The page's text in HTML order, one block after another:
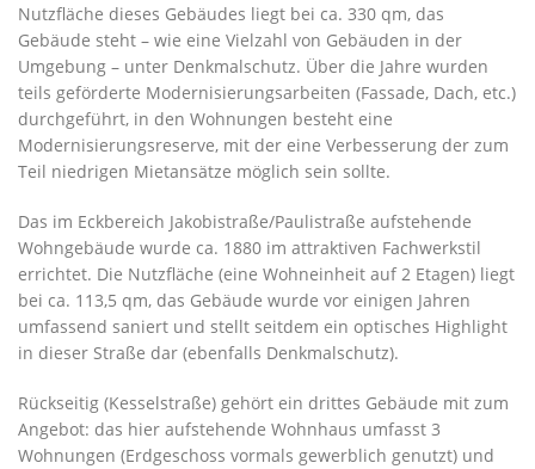
Nutzfläche dieses Gebäudes liegt bei ca. 330 qm, das
Gebäude steht – wie eine Vielzahl von Gebäuden in der
Umgebung – unter Denkmalschutz. Über die Jahre wurden
teils geförderte Modernisierungsarbeiten (Fassade, Dach, etc.)
durchgeführt, in den Wohnungen besteht eine
Modernisierungsreserve, mit der eine Verbesserung der zum
Teil niedrigen Mietansätze möglich sein sollte.
Das im Eckbereich Jakobistraße/Paulistraße aufstehende
Wohngebäude wurde ca. 1880 im attraktiven Fachwerkstil
errichtet. Die Nutzfläche (eine Wohneinheit auf 2 Etagen) liegt
bei ca. 113,5 qm, das Gebäude wurde vor einigen Jahren
umfassend saniert und stellt seitdem ein optisches Highlight
in dieser Straße dar (ebenfalls Denkmalschutz).
Rückseitig (Kesselstraße) gehört ein drittes Gebäude mit zum
Angebot: das hier aufstehende Wohnhaus umfasst 3
Wohnungen (Erdgeschoss vormals gewerblich genutzt) und